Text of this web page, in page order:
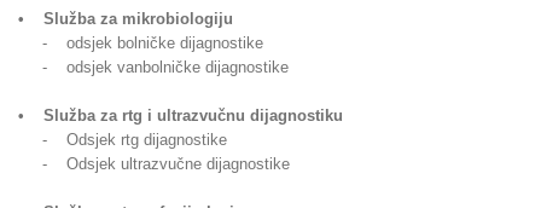
• Služba za mikrobiologiju
- odsjek bolničke dijagnostike
- odsjek vanbolničke dijagnostike
• Služba za rtg i ultrazvučnu dijagnostiku
- Odsjek rtg dijagnostike
- Odsjek ultrazvučne dijagnostike